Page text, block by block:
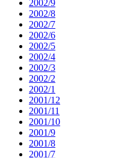
2002/9
2002/8
2002/7
2002/6
2002/5
2002/4
2002/3
2002/2
2002/1
2001/12
2001/11
2001/10
2001/9
2001/8
2001/7